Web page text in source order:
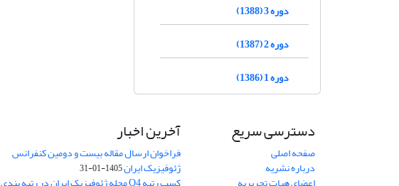
دوره 3 (1388)
دوره 2 (1387)
دوره 1 (1386)
دسترسی سریع
صفحه اصلی
درباره نشریه
آخرین اخبار
فراخوان ارسال مقاله بیست و دومین کنفرانس
ژئوفیزیک ایران1405-01-31